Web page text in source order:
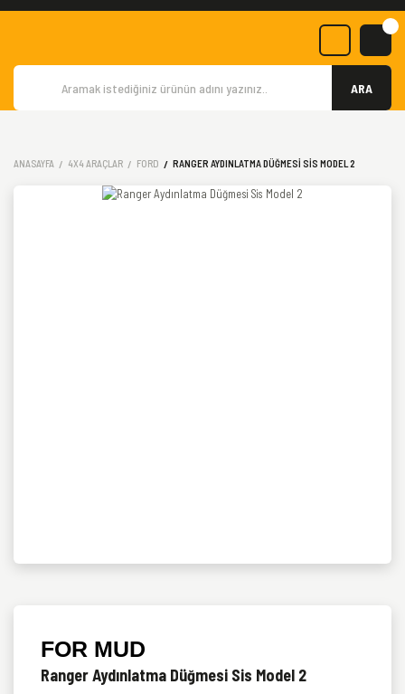
ARA
ANASAYFA 4X4 ARAÇLAR FORD RANGER AYDINLATMA DÜĞMESI SIS MODEL 2
FOR MUD
Ranger Aydınlatma Düğmesi Sis Model 2